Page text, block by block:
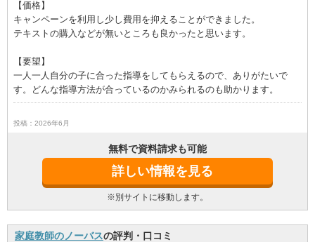
【価格】
キャンペーンを利用し少し費用を抑えることができました。
テキストの購入などが無いところも良かったと思います。
【要望】
一人一人自分の子に合った指導をしてもらえるので、ありがたいで
す。どんな指導方法が合っているのかみられるのも助かります。
投稿：2026年6月
無料で資料請求も可能
詳しい情報を見る
※別サイトに移動します。
家庭教師のノーバスの評判・口コミ